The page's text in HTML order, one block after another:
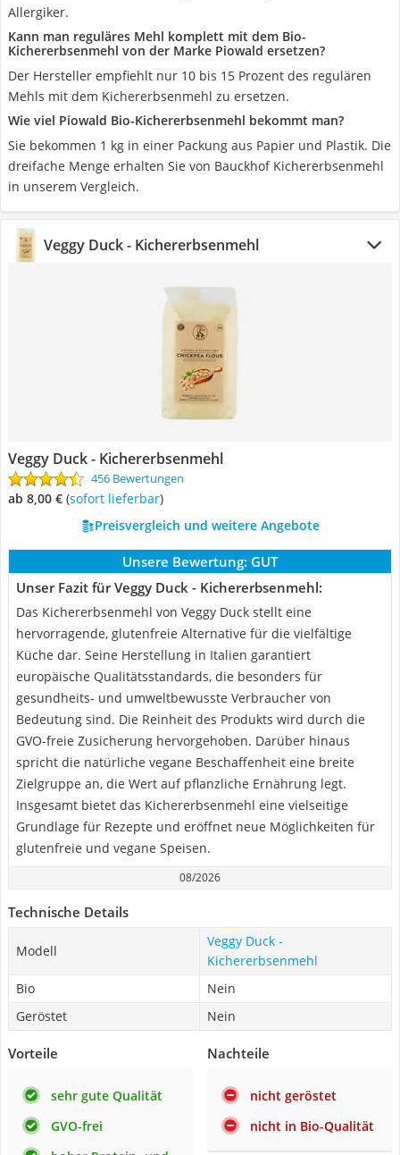
Allergiker.
Kann man reguläres Mehl komplett mit dem Bio-
Kichererbsenmehl von der Marke Piowald ersetzen?
Der Hersteller empfiehlt nur 10 bis 15 Prozent des regulären
Mehls mit dem Kichererbsenmehl zu ersetzen.
Wie viel Piowald Bio-Kichererbsenmehl bekommt man?
Sie bekommen 1 kg in einer Packung aus Papier und Plastik. Die
dreifache Menge erhalten Sie von Bauckhof Kichererbsenmehl
in unserem Vergleich.
Veggy Duck - Kichererbsenmehl
Veggy Duck - Kichererbsenmehl
456 Bewertungen
ab 8,00 € ( Sofort lieferbar)
Preisvergleich und weitere Angebote
Unsere Bewertung: GUT
Unser Fazit für Veggy Duck - Kichererbsenmehl:
Das Kichererbsenmehl von Veggy Duck stellt eine
hervorragende, glutenfreie Alternative für die vielfältige
Küche dar. Seine Herstellung in Italien garantiert
europäische Qualitätsstandards, die besonders für
gesundheits- und umweltbewusste Verbraucher von
Bedeutung sind. Die Reinheit des Produkts wird durch die
GVO-freie Zusicherung hervorgehoben. Darüber hinaus
spricht die natürliche vegane Beschaffenheit eine breite
Zielgruppe an, die Wert auf pflanzliche Ernährung legt.
Insgesamt bietet das Kichererbsenmehl eine vielseitige
Grundlage für Rezepte und eröffnet neue Möglichkeiten für
glutenfreie und vegane Speisen.
08/2026
Technische Details
Modell
Veggy Duck -
Kichererbsenmehl
Bio
Nein
Geröstet
Nein
Vorteile
sehr gute Qualität
GVO-frei
Nachteile
nicht geröstet
nicht in Bio-Qualität